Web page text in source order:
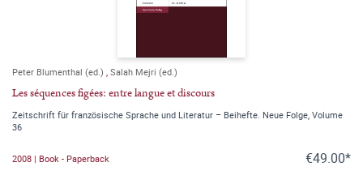
Peter Blumenthal (ed.) , Salah Mejri (ed.)
Les séquences figées: entre langue et discours
Zeitschrift für französische Sprache und Literatur – Beihefte. Neue Folge, Volume
36
2008 | Book - Paperback €49.00*